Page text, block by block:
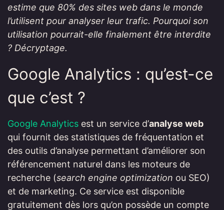
estime que 80% des sites web dans le monde
l’utilisent pour analyser leur trafic. Pourquoi son
utilisation pourrait-elle finalement être interdite
? Décryptage.
Google Analytics : qu’est-ce
que c’est ?
Google Analytics est un service d’analyse web
qui fournit des statistiques de fréquentation et
des outils d’analyse permettant d’améliorer son
référencement naturel dans les moteurs de
recherche (search engine optimization ou SEO)
et de marketing. Ce service est disponible
gratuitement dès lors qu’on possède un compte